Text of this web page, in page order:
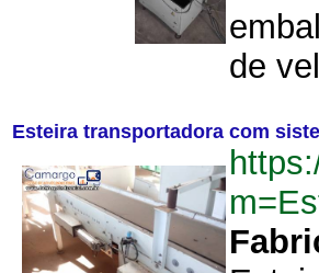
de
Esteira transportadora com